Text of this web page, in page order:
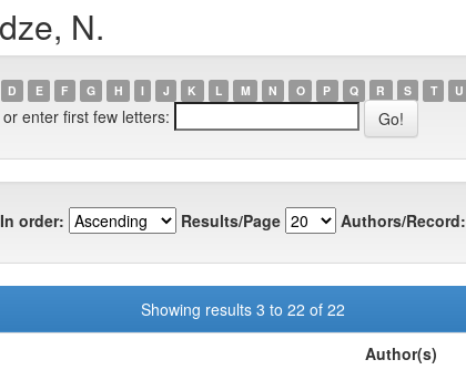
N.
D E F G H I J K L M N O P Q R S T U
or enter first few letters:
In order: Results/Page Authors/Record:
Showing results 3 to 22 of 22
Author(s)